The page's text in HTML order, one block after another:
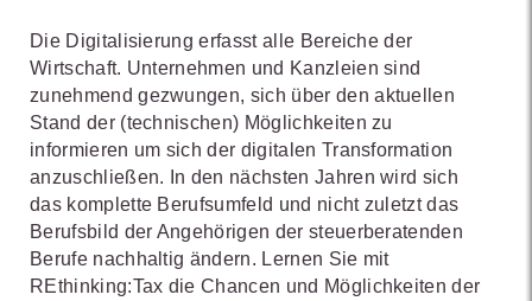
Die Digitalisierung erfasst alle Bereiche der
Wirtschaft. Unternehmen und Kanzleien sind
zunehmend gezwungen, sich über den aktuellen
Stand der (technischen) Möglichkeiten zu
informieren um sich der digitalen Transformation
anzuschließen. In den nächsten Jahren wird sich
das komplette Berufsumfeld und nicht zuletzt das
Berufsbild der Angehörigen der steuerberatenden
Berufe nachhaltig ändern. Lernen Sie mit
REthinking:Tax die Chancen und Möglichkeiten der